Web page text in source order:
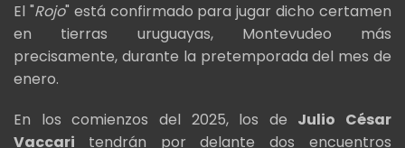
El "Rojo" está confirmado para jugar dicho certamen
en tierras uruguayas, Montevudeo más
precisamente, durante la pretemporada del mes de
enero.
En los comienzos del 2025, los de Julio César
Vaccari tendrán por delante dos encuentros